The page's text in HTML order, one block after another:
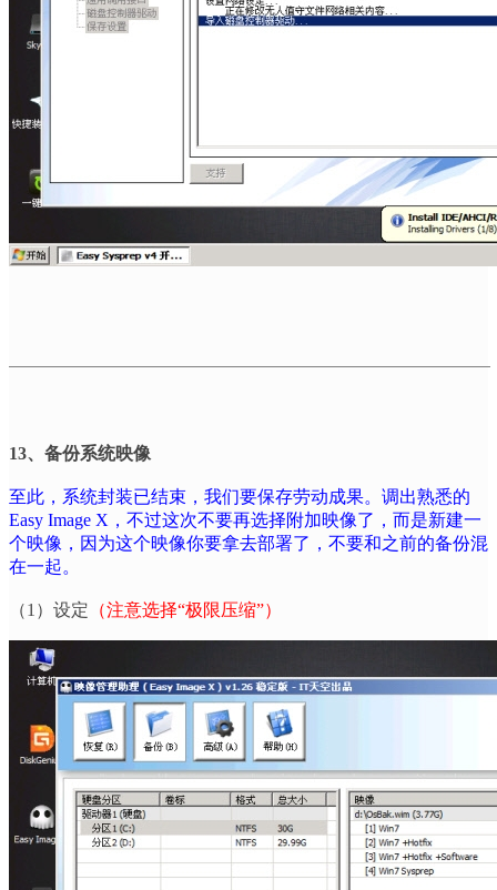
13、备份系统映像
至此，系统封装已结束，我们要保存劳动成果。调出熟悉的
Easy Image X ，不过这次不要再选择附加映像了，而是新建一
个映像，因为这个映像你要拿去部署了，不要和之前的备份混
在一起。
（1 ）设定 （注意选择“极限压缩”）